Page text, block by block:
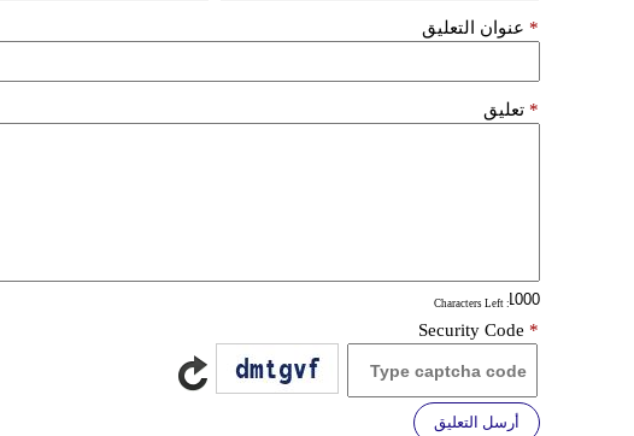
عنوان التعليق *
تعليق *
: Characters Left
Security Code *
أرسل التعليق